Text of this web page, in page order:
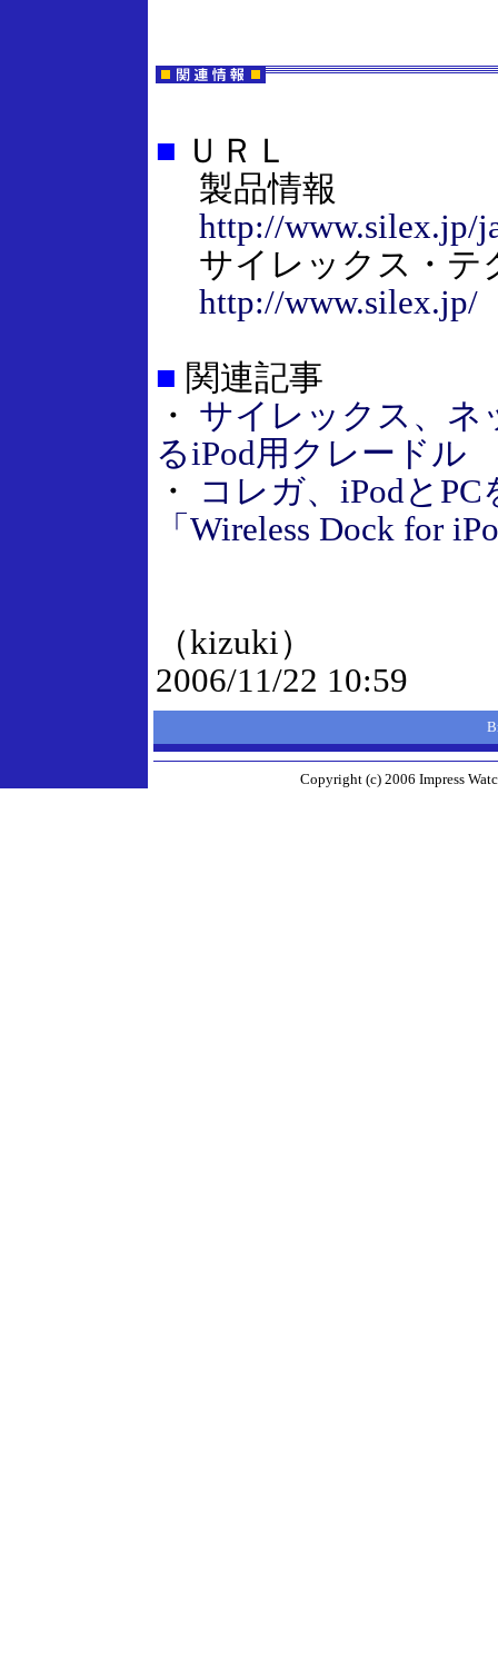
■ ＵＲＬ
製品情報
http://www.silex.jp/
サイレックス・テ
http://www.silex.jp/
■ 関連記事
・ サイレックス、ネ
るiPod用クレードル
・
コレガ、iPodと
「Wireless Dock for
（kizuki）
2006/11/22 10:59
Copyright (c) 2006 Impress